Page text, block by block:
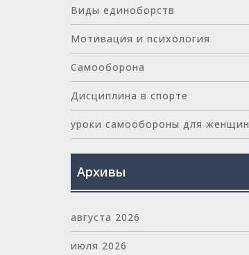
Виды единоборств
Мотивация и психология
Самооборона
Дисциплина в спорте
уроки самообороны для женщин
Архивы
августа 2026
июля 2026